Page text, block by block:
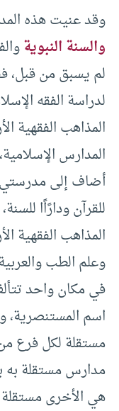
وقد عنيت هذه
والسنة النبوية
لم يسبق من قبل،
لدراسة الفقه
المذاهب الفقهية
المدارس
أضاف إلى مدرستي
للقرآن ودارًاًا
المذاهب الفقهية
وعلم الطب
في مكان واحد
اسم
مستقلة لكل فرع
مدارس مستقلة به
هي الأخرى